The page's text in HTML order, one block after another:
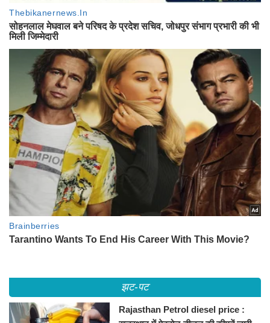
झट-पट
Rajasthan Petrol diesel price :